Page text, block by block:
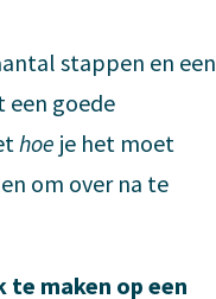
stappen en een
goede
hoe je het moet
om over na te
te maken op een